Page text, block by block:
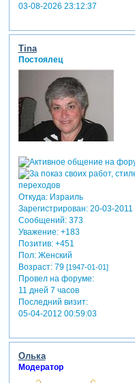
03-08-2026 23:12:37
Tina
Постоялец
Откуда:Израиль
Зарегистрирован: 20-03-2011
Сообщений:373
Уважение: +183
Позитив: +451
Пол:Женский
Возраст:79 [1947-01-01]
Провел на форуме:
11 дней 7 часов
Последний визит:
05-04-2012 00:59:03
Олька
Модератор